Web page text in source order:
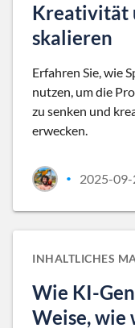
Kreativität
skalieren
Erfahren Sie, wie
nutzen, um die
zu senken und
erwecken.
• 2025-09-
INHALTLICHES
Wie KI-
Weise, wie